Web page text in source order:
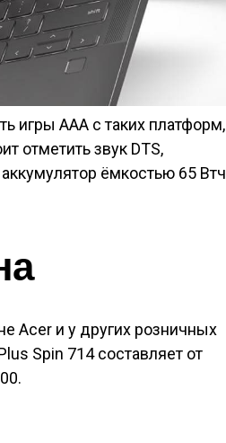
игры AAA с таких платформ,
отметить звук DTS,
ёмкостью 65 Втч
Acer и у других розничных
Spin 714 составляет от